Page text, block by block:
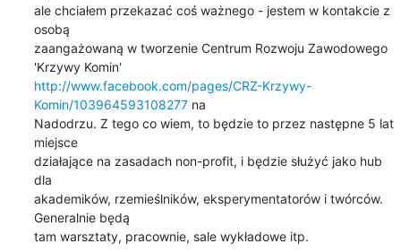
ale chciałem przekazać coś ważnego - jestem w kontakcie z
osobą
zaangażowaną w tworzenie Centrum Rozwoju Zawodowego
http://www.facebook.com/pages/CRZ-Krzywy-
Komin/103964593108277 na
Nadodrzu. Z tego co wiem, to będzie to przez następne 5 lat
miejsce
działające na zasadach non-profit, i będzie służyć jako hub
dla
akademików, rzemieślników, eksperymentatorów i twórców.
Generalnie będą
tam warsztaty, pracownie, sale wykładowe itp.